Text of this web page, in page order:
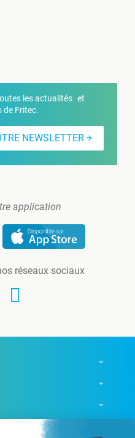
les actualités et
de Fritec.
NEWSLETTER
application
réseaux sociaux